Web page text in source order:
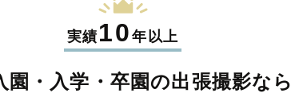
実績10年以上
園・入学・卒園の出張撮影なら